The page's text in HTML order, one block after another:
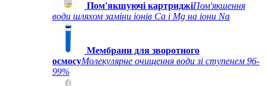
Пом'якшуючі картриджіПом'якшення
води шляхом заміни іонів Ca і Mg на іони Na
Мембрани для зворотного
осмосуМолекулярне очищення води зі ступенем 96-
99%